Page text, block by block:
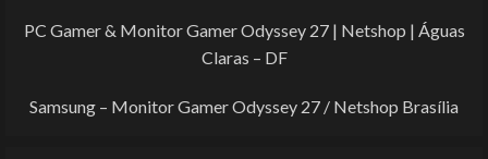
PC Gamer & Monitor Gamer Odyssey 27 | Netshop | Águas
Claras – DF
Samsung – Monitor Gamer Odyssey 27 / Netshop Brasília